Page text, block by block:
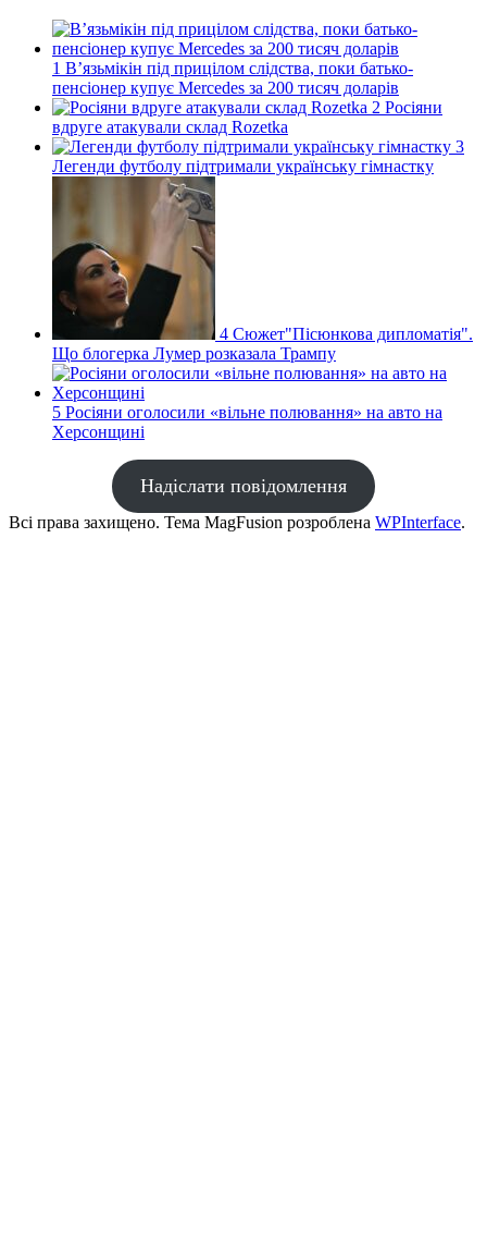
1 В’язьмікін під прицілом слідства, поки батько-
пенсіонер купує Mercedes за 200 тисяч доларів
2 Росіяни
вдруге атакували склад Rozetka
3
Легенди футболу підтримали українську гімнастку
4 Сюжет"Пісюнкова дипломатія".
Що блогерка Лумер розказала Трампу
5 Росіяни оголосили «вільне полювання» на авто на
Херсонщині
Надіслати повідомлення
Всі права захищено. Тема MagFusion розроблена WPInterface.